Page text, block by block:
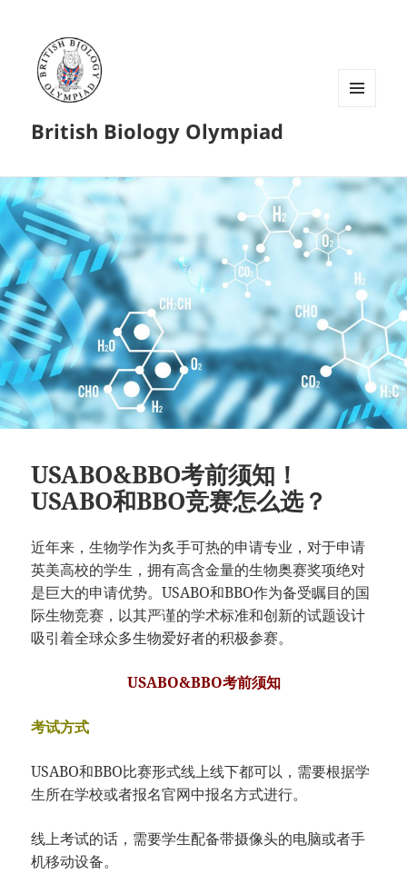
British Biology Olympiad
USABO&BBO考前须知！
USABO和BBO竞赛怎么选？
近年来，生物学作为炙手可热的申请专业，对于申请
英美高校的学生，拥有高含金量的生物奥赛奖项绝对
是巨大的申请优势。USABO和BBO作为备受瞩目的国
际生物竞赛，以其严谨的学术标准和创新的试题设计
吸引着全球众多生物爱好者的积极参赛。
USABO&BBO考前须知
考试方式
USABO和BBO比赛形式线上线下都可以，需要根据学
生所在学校或者报名官网中报名方式进行。
线上考试的话，需要学生配备带摄像头的电脑或者手
机移动设备。